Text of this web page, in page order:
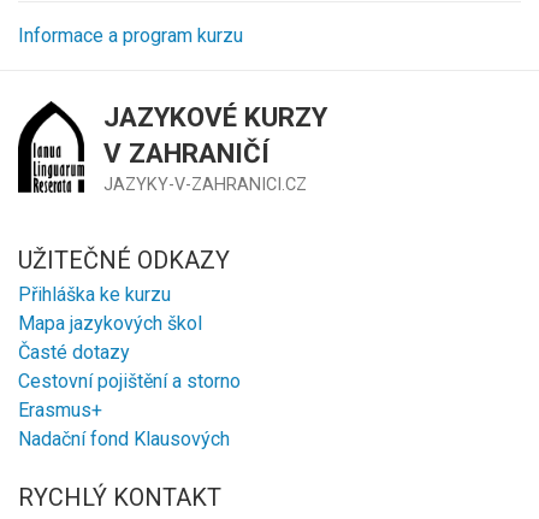
Informace a program kurzu
JAZYKOVÉ KURZY
V ZAHRANIČÍ
JAZYKY-V-ZAHRANICI.CZ
UŽITEČNÉ ODKAZY
Přihláška ke kurzu
Mapa jazykových škol
Časté dotazy
Cestovní pojištění a storno
Erasmus+
Nadační fond Klausových
RYCHLÝ KONTAKT